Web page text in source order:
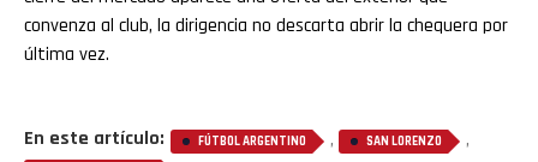
convenza al club, la dirigencia no descarta abrir la chequera por
última vez.
En este artículo: FÚTBOL ARGENTINO , SAN LORENZO ,